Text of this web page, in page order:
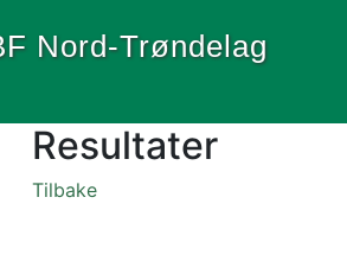
Nord-Trøndelag
Resultater
Tilbake